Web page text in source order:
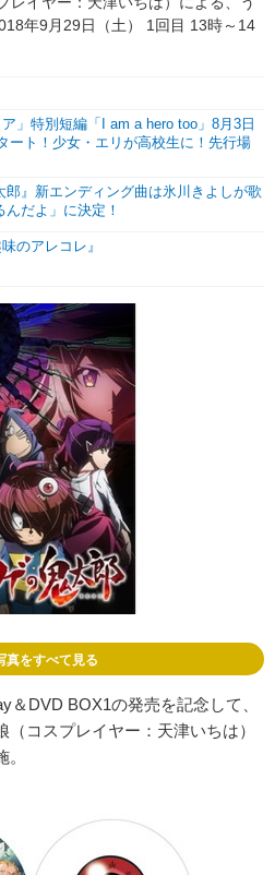
年9月29日（土） 1回目 13時～14
」特別短編「I am a hero too」8月3日
ート！少女・エリが高校生に！先行場
郎』新エンディング曲は氷川きよしが歌
だよ」に決定！
のアレコレ』
真をすべて見る
DVD BOX1の発売を記念して、
コスプレイヤー：天津いちは）